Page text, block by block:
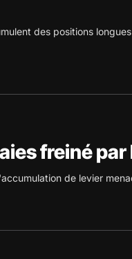
des positions
freiné
de levier